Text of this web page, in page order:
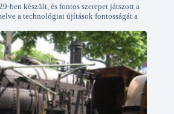
ben készült, és fontos szerepet játszott a
a technológiai újítások fontosságát a